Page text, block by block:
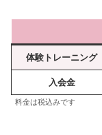
体験トレーニング
入会金
料金は税込みです